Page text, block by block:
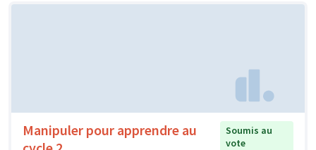
Manipuler pour apprendre au
Soumis au
vote